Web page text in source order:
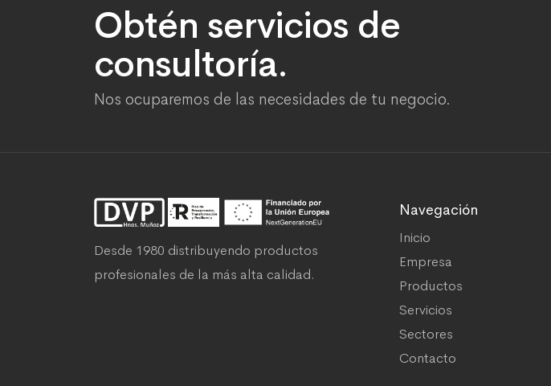
Obtén servicios de
consultoría.
Nos ocuparemos de las necesidades de tu negocio.
Desde 1980 distribuyendo productos
profesionales de la más alta calidad.
Navegación
Inicio
Empresa
Productos
Servicios
Sectores
Contacto